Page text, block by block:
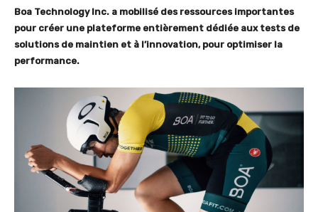
Boa Technology Inc. a mobilisé des ressources importantes
pour créer une plateforme entièrement dédiée aux tests de
solutions de maintien et à l’innovation, pour optimiser la
performance.